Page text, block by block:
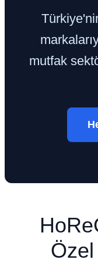
mutfak